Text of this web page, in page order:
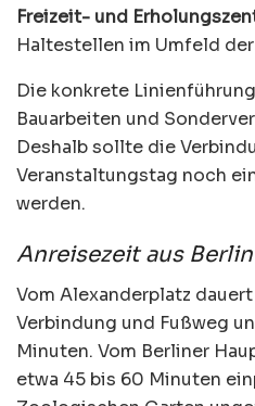
Freizeit- und
Haltestellen im Umfeld der
Die konkrete
Bauarbeiten und
Deshalb sollte die
Veranstaltungstag noch
werden.
Anreisezeit aus Berlin
Vom Alexanderplatz
Verbindung und Fußweg
Minuten. Vom Berliner
etwa 45 bis 60 Minuten